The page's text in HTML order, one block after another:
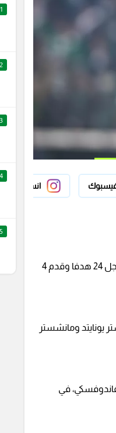
انستجرام
اللاعب يتمتع باهتمام كبير من قبل أبرز أندية أوروبا، لاسيما بعد الأداء المميز الذي يظهر عليه، حيث سجل 24 هدفا وقدم 4
يونايتد ومانشستر
ليحل محل روبيرت ليفاندوفسكي، في
1
2
3
4
5